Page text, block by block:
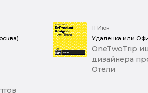
11 Июн
Удаленка или
OneTwoTrip
дизайнера
Отели